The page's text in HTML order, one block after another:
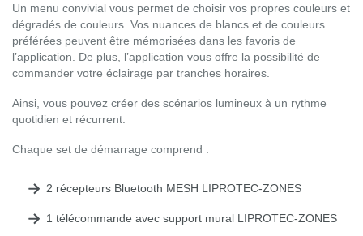
Un menu convivial vous permet de choisir vos propres couleurs et
dégradés de couleurs. Vos nuances de blancs et de couleurs
préférées peuvent être mémorisées dans les favoris de
l’application. De plus, l’application vous offre la possibilité de
commander votre éclairage par tranches horaires.
Ainsi, vous pouvez créer des scénarios lumineux à un rythme
quotidien et récurrent.
Chaque set de démarrage comprend :
2 récepteurs Bluetooth MESH LIPROTEC-ZONES
1 télécommande avec support mural LIPROTEC-ZONES